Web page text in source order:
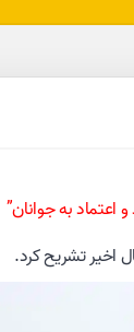
اعتماد به جوانان”
اخیر تشریح کرد.